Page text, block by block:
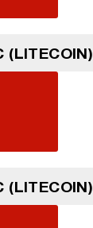
(LITECOIN)
(LITECOIN)